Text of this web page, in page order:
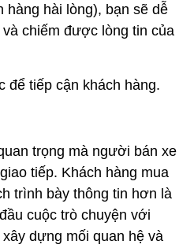
hàng hài lòng), bạn sẽ dễ
chiếm được lòng tin của
để tiếp cận khách hàng.
trọng mà người bán xe
tiếp. Khách hàng mua
trình bày thông tin hơn là
cuộc trò chuyện với
dựng mối quan hệ và